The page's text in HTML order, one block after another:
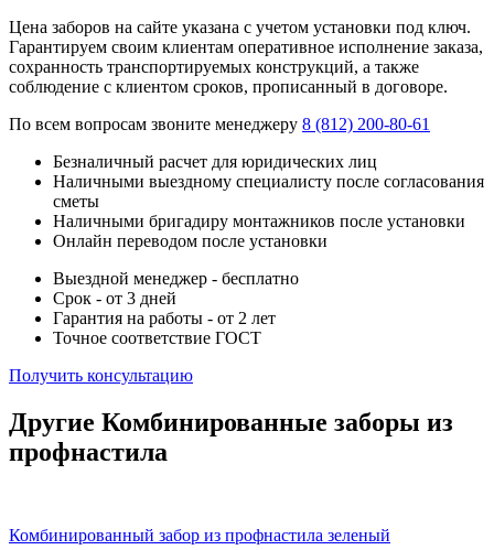
Цена заборов на сайте указана с учетом установки под ключ.
Гарантируем своим клиентам оперативное исполнение заказа,
сохранность транспортируемых конструкций, а также
соблюдение с клиентом сроков, прописанный в договоре.
По всем вопросам звоните менеджеру 8 (812) 200-80-61
Безналичный расчет для юридических лиц
Наличными выездному специалисту после согласования
сметы
Наличными бригадиру монтажников после установки
Онлайн переводом после установки
Выездной менеджер - бесплатно
Срок - от 3 дней
Гарантия на работы - от 2 лет
Точное соответствие ГОСТ
Получить консультацию
Другие Комбинированные заборы из
профнастила
Комбинированный забор из профнастила зеленый